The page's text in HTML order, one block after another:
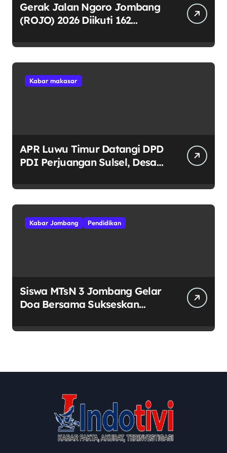
Gerak Jalan Ngoro Jombang
(ROJO) 2026 Diikuti 162
Tekankan Disiplin dan
Kekompakan
Kabar makasar
APR Luwu Timur Datangi DPD
PDI Perjuangan Sulsel, Desak
Kabar Jombang Pendidikan
Siswa MTsN 3 Jombang Gelar
Doa Bersama Sukseskan
Tambakberas